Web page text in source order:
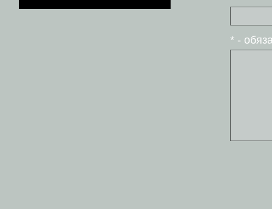
* -